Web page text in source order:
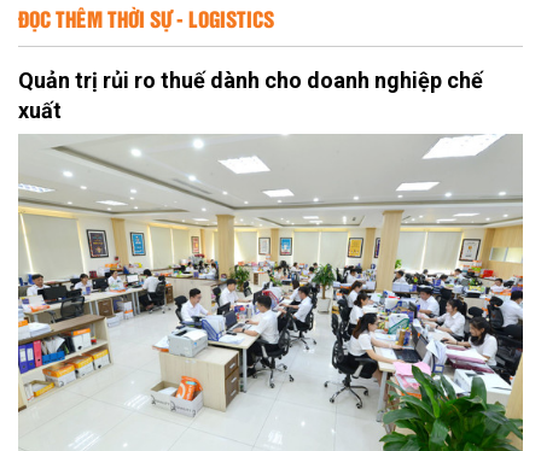
ĐỌC THÊM THỜI SỰ - LOGISTICS
Quản trị rủi ro thuế dành cho doanh nghiệp chế
xuất